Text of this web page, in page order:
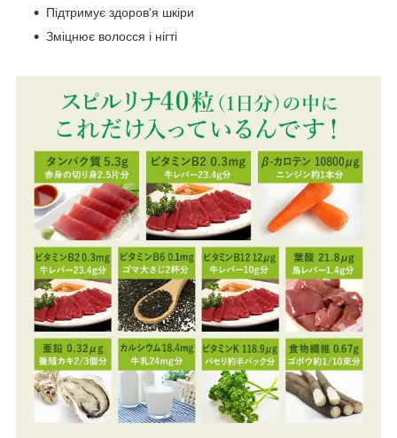
Підтримує здоров'я шкіри
Зміцнює волосся і нігті